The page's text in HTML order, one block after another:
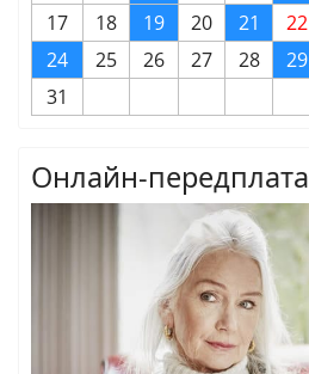
17
18 19 20 21 22
24
25 26 27 28 29
31
Онлайн-передплата